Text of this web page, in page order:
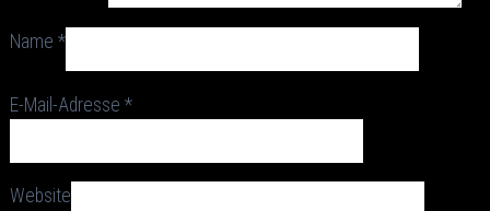
Name *
E-Mail-Adresse *
Website